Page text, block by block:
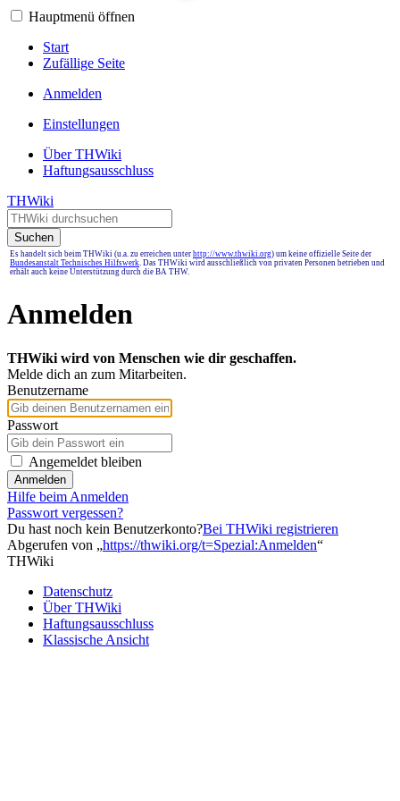
Hauptmenü öffnen
Start
Zufällige Seite
Anmelden
Einstellungen
Über THWiki
Haftungsausschluss
THWiki
Suchen
Es handelt sich beim THWiki (u.a. zu erreichen unter http://www.thwiki.org) um keine offizielle Seite der
Bundesanstalt Technisches Hilfswerk. Das THWiki wird ausschließlich von privaten Personen betrieben und
erhält auch keine Unterstützung durch die BA THW.
Anmelden
THWiki wird von Menschen wie dir geschaffen.
Melde dich an zum Mitarbeiten.
Benutzername
Passwort
Angemeldet bleiben
Anmelden
Hilfe beim Anmelden
Passwort vergessen?
Du hast noch kein Benutzerkonto?Bei THWiki registrieren
Abgerufen von „https://thwiki.org/t=Spezial:Anmelden“
THWiki
Datenschutz
Über THWiki
Haftungsausschluss
Klassische Ansicht